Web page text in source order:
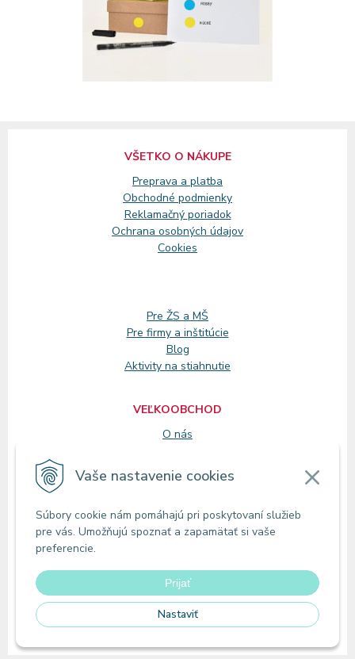
Vaše nastavenie cookies
Súbory cookie nám pomáhajú pri poskytovaní služieb
pre vás. Umožňujú spoznať a zapamätať si vaše
preferencie.
Prijať
Nastaviť
VŠETKO O NÁKUPE
Preprava a platba
Obchodné podmienky
Reklamačný poriadok
Ochrana osobných údajov
Cookies
Pre ŽS a MŠ
Pre firmy a inštitúcie
Blog
Aktivity na stiahnutie
VEĽKOOBCHOD
O nás
Zákaznícke oddelenie
Predajne
© 2026 MIRAoffice | Online papiernictvo •tvorba eshopu cez UNIobchod